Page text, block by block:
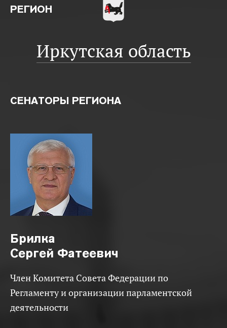
РЕГИОН
Иркутская область
СЕНАТОРЫ РЕГИОНА
Брилка
Сергей Фатеевич
Член Комитета Совета Федерации по
Регламенту и организации парламентской
деятельности